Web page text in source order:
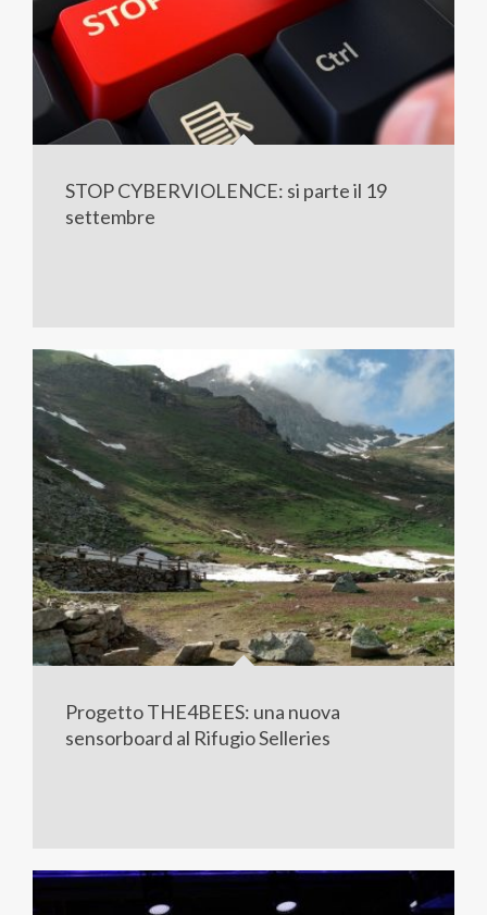
STOP CYBERVIOLENCE: si parte il 19
settembre
Progetto THE4BEES: una nuova
sensorboard al Rifugio Selleries